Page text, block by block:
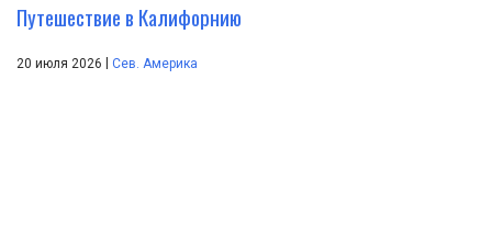
Путешествие в Калифорнию
20 июля 2026 Сев. Америка